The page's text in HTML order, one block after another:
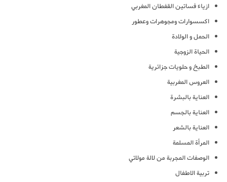
ازياء فساتين القفطان المغربي
اكسسوارات ومجوهرات وعطور
الحمل و الولادة
الحياة الزوجية
الطبخ و حلويات جزائرية
العروس المغربية
العناية بالبشرة
العناية بالجسم
العناية بالشعر
المرأة المسلمة
الوصفات المجربة من لالة مولاتي
تربية الاطفال